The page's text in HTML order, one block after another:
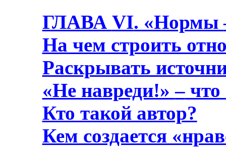
ГЛАВА VI. «Нормы
На чем строить
Раскрывать
«Не навреди!»–что
Кто такой автор?
Кем создается